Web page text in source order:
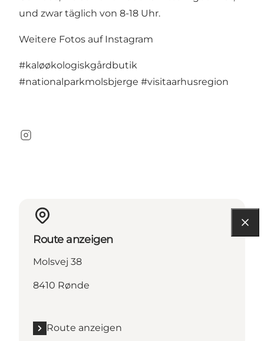
und zwar täglich von 8-18 Uhr.
Weitere Fotos auf Instagram
#kaløøkologiskgårdbutik
#nationalparkmolsbjerge #visitaarhusregion
Instagram
Route anzeigen
Molsvej 38
8410 Rønde
Route anzeigen